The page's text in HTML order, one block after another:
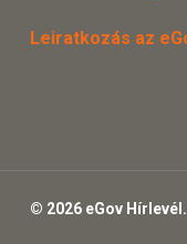
Leiratkozás az
© 2026 eGov Hírlevél.